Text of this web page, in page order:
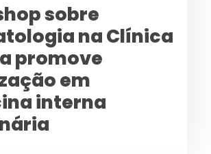
sobre
na Clínica
promove
em
interna